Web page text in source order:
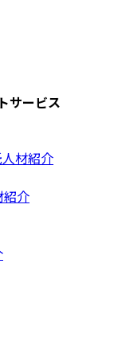
サービス
材紹介
紹介